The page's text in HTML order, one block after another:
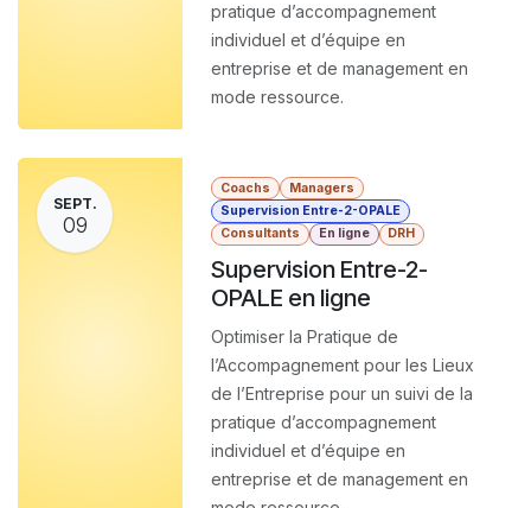
pratique d’accompagnement
individuel et d’équipe en
entreprise et de management en
mode ressource.
SEPT.
09
Coachs
Managers
Supervision Entre-2-OPALE
Consultants
En ligne DRH
Supervision Entre-2-
OPALE en ligne
Optimiser la Pratique de
l’Accompagnement pour les Lieux
de l’Entreprise pour un suivi de la
pratique d’accompagnement
individuel et d’équipe en
entreprise et de management en